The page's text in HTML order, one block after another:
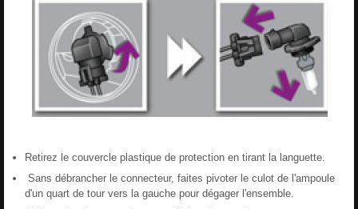
Retirez le couvercle plastique de protection en tirant la languette.
Sans débrancher le connecteur, faites pivoter le culot de l'ampoule
d'un quart de tour vers la gauche pour dégager l'ensemble.